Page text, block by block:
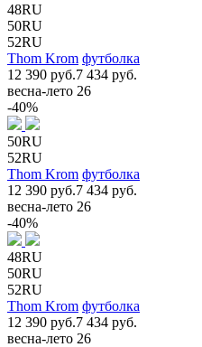
48RU
50RU
52RU
Thom Krom футболка
12 390 руб.7 434 руб.
весна-лето 26
-40%
50RU
52RU
Thom Krom футболка
12 390 руб.7 434 руб.
весна-лето 26
-40%
48RU
50RU
52RU
Thom Krom футболка
12 390 руб.7 434 руб.
весна-лето 26